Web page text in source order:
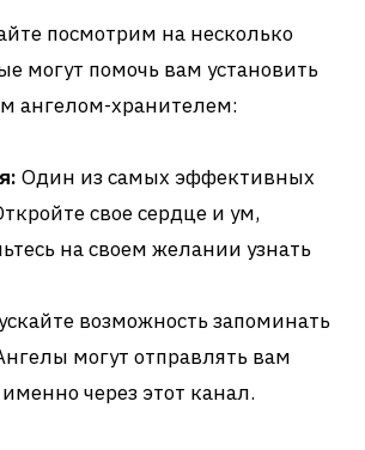
посмотрим на несколько
могут помочь вам установить
ангелом-хранителем:
Один из самых эффективных
свое сердце и ум,
на своем желании узнать
возможность запоминать
могут отправлять вам
через этот канал.